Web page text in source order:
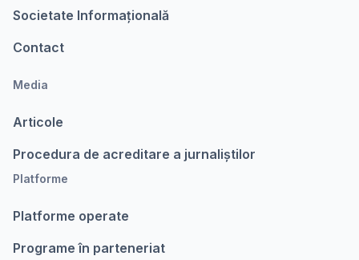
Societate Informațională
Contact
Media
Articole
Procedura de acreditare a jurnaliștilor
Platforme
Platforme operate
Programe în parteneriat